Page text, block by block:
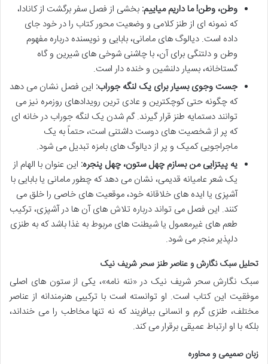
وطن، وطن! ما داریم میاییم: بخشی از فصل سفر برگشت از کانادا،
که نمونه ای از طنز کلامی و وضعیت محور کتاب را در خود جای
داده است. دیالوگ های مامانی، بابایی و نویسنده درباره مفهوم
وطن و دلتنگی برای آن، با چاشنی شوخی های شیرین و گاه
گستاخانه، بسیار دلنشین و خنده دار است.
جست وجوی بسیار برای یک لنگه جوراب: این فصل نشان می دهد
که چگونه حتی کوچکترین و عادی ترین رویدادهای روزمره نیز می
توانند دستمایه طنز قرار گیرند. گم شدن یک لنگه جوراب در خانه ای
که پر از شخصیت های دوست داشتنی است، حتماً به یک
ماجراجویی کمیک و پر از دیالوگ های بامزه تبدیل می شود.
یه پیتزایی من بسازم چهل ستون، چهل پنجره: این عنوان با الهام از
یک شعر عامیانه قدیمی، نشان می دهد که چطور مامانی یا بابایی با
آشپزی یا ایده های خلاقانه خود، موقعیت های خاصی را خلق می
کنند. این فصل می تواند درباره تلاش های آن ها در آشپزی، ترکیب
طعم های غیرمعمول یا شیطنت های مربوط به غذا باشد که به طنزی
دلپذیر منجر می شود.
تحلیل سبک نگارش و عناصر طنز سحر شریف نیک
سبک نگارش سحر شریف نیک در «ننه نامه»، یکی از ستون های اصلی
موفقیت این کتاب است. او توانسته است با ترکیبی هنرمندانه از عناصر
مختلف، طنزی گرم و انسانی بیافریند که نه تنها مخاطب را می خنداند،
بلکه با او ارتباط عمیقی برقرار می کند.
زبان صمیمی و محاوره